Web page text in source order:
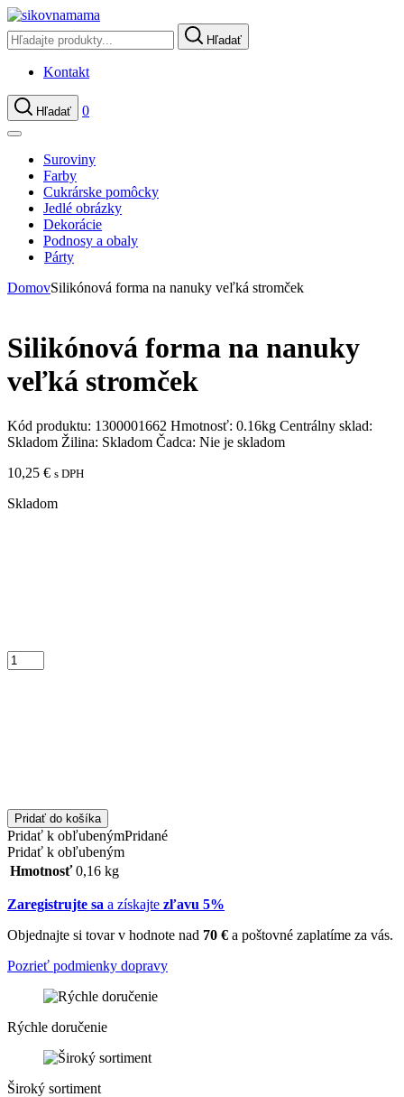
Hľadať
Kontakt
Hľadať 0
Suroviny
Farby
Cukrárske pomôcky
Jedlé obrázky
Dekorácie
Podnosy a obaly
Párty
DomovSilikónová forma na nanuky veľká stromček
Silikónová forma na nanuky
veľká stromček
Kód produktu: 1300001662 Hmotnosť: 0.16kg Centrálny sklad:
Skladom Žilina: Skladom Čadca: Nie je skladom
10,25 € s DPH
Skladom
Pridať do košíka
Pridať k obľubenýmPridané
Pridať k obľubeným
Hmotnosť 0,16 kg
Zaregistrujte sa a získajte zľavu 5%
Objednajte si tovar v hodnote nad 70 € a poštovné zaplatíme za vás.
Pozrieť podmienky dopravy
Rýchle doručenie
Široký sortiment